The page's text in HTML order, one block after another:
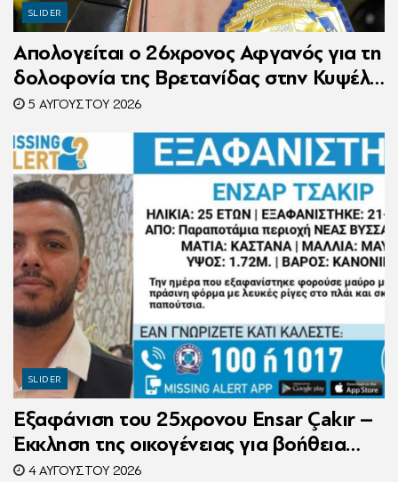
SLIDER
Απολογείται ο 26χρονος Αφγανός για τη
δολοφονία της Βρετανίδας στην Κυψέλη
– Η ιστορία του είχε γίνει ντοκιμαντέρ
5 ΑΥΓΟΎΣΤΟΥ 2026
SLIDER
Εξαφάνιση του 25χρονου Ensar Çakır –
Έκκληση της οικογένειας για βοήθεια
στον εντοπισμό του
4 ΑΥΓΟΎΣΤΟΥ 2026